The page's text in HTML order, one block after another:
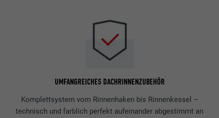
UMFANGREICHES DACHRINNENZUBEHÖR
Komplettsystem vom Rinnenhaken bis Rinnenkessel –
technisch und farblich perfekt aufeinander abgestimmt an